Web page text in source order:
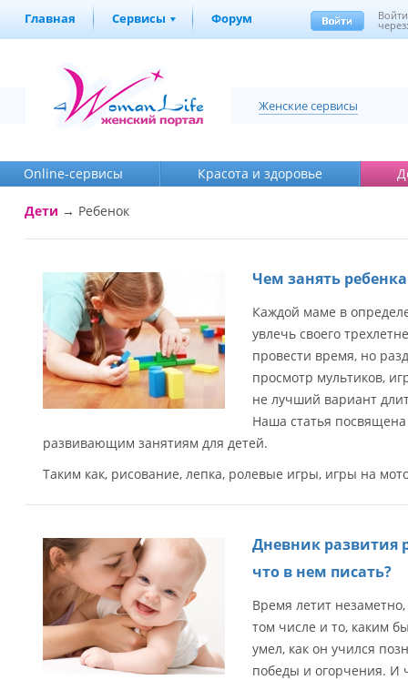
Главная Сервисы Форум Войти
Женские сервисы
Online-cервисы Красота и здоровье
Дети → Ребенок
Чем занять ребенка
Каждой маме в
увлечь своего
провести время, но
просмотр мультиков,
не лучший вариант
Наша статья
развивающим занятиям для детей.
Таким как, рисование, лепка, ролевые игры, игры на
Дневник развития
что в нем писать?
Время летит
том числе и то, каким
умел, как он учился
победы и огорчения. И